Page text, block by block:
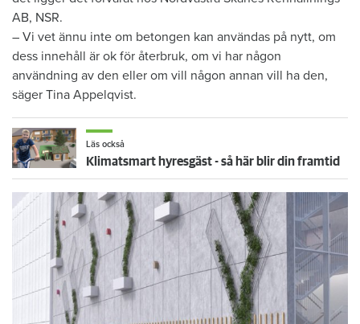
AB, NSR.
– Vi vet ännu inte om betongen kan användas på nytt, om
dess innehåll är ok för återbruk, om vi har någon
användning av den eller om vill någon annan vill ha den,
säger Tina Appelqvist.
Läs också
Klimatsmart hyresgäst - så här blir din framtid